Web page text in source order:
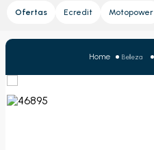
Ofertas Ecredit Motopower
Belleza